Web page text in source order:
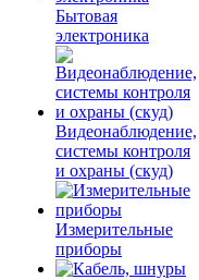
Бытовая
электроника
Видеонаблюдение,
системы контроля
и охраны (скуд)
Измерительные
приборы